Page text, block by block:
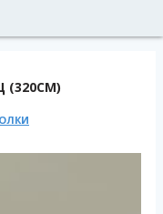
(320СМ)